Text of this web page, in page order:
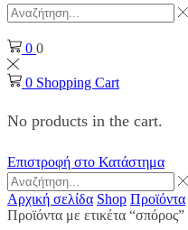
Search
input
0 0
0 Shopping Cart
No products in the cart.
Επιστροφή στο Κατάστημα
Search
input
Αρχική σελίδα Shop Προϊόντα
Προϊόντα με ετικέτα “σπόρος”